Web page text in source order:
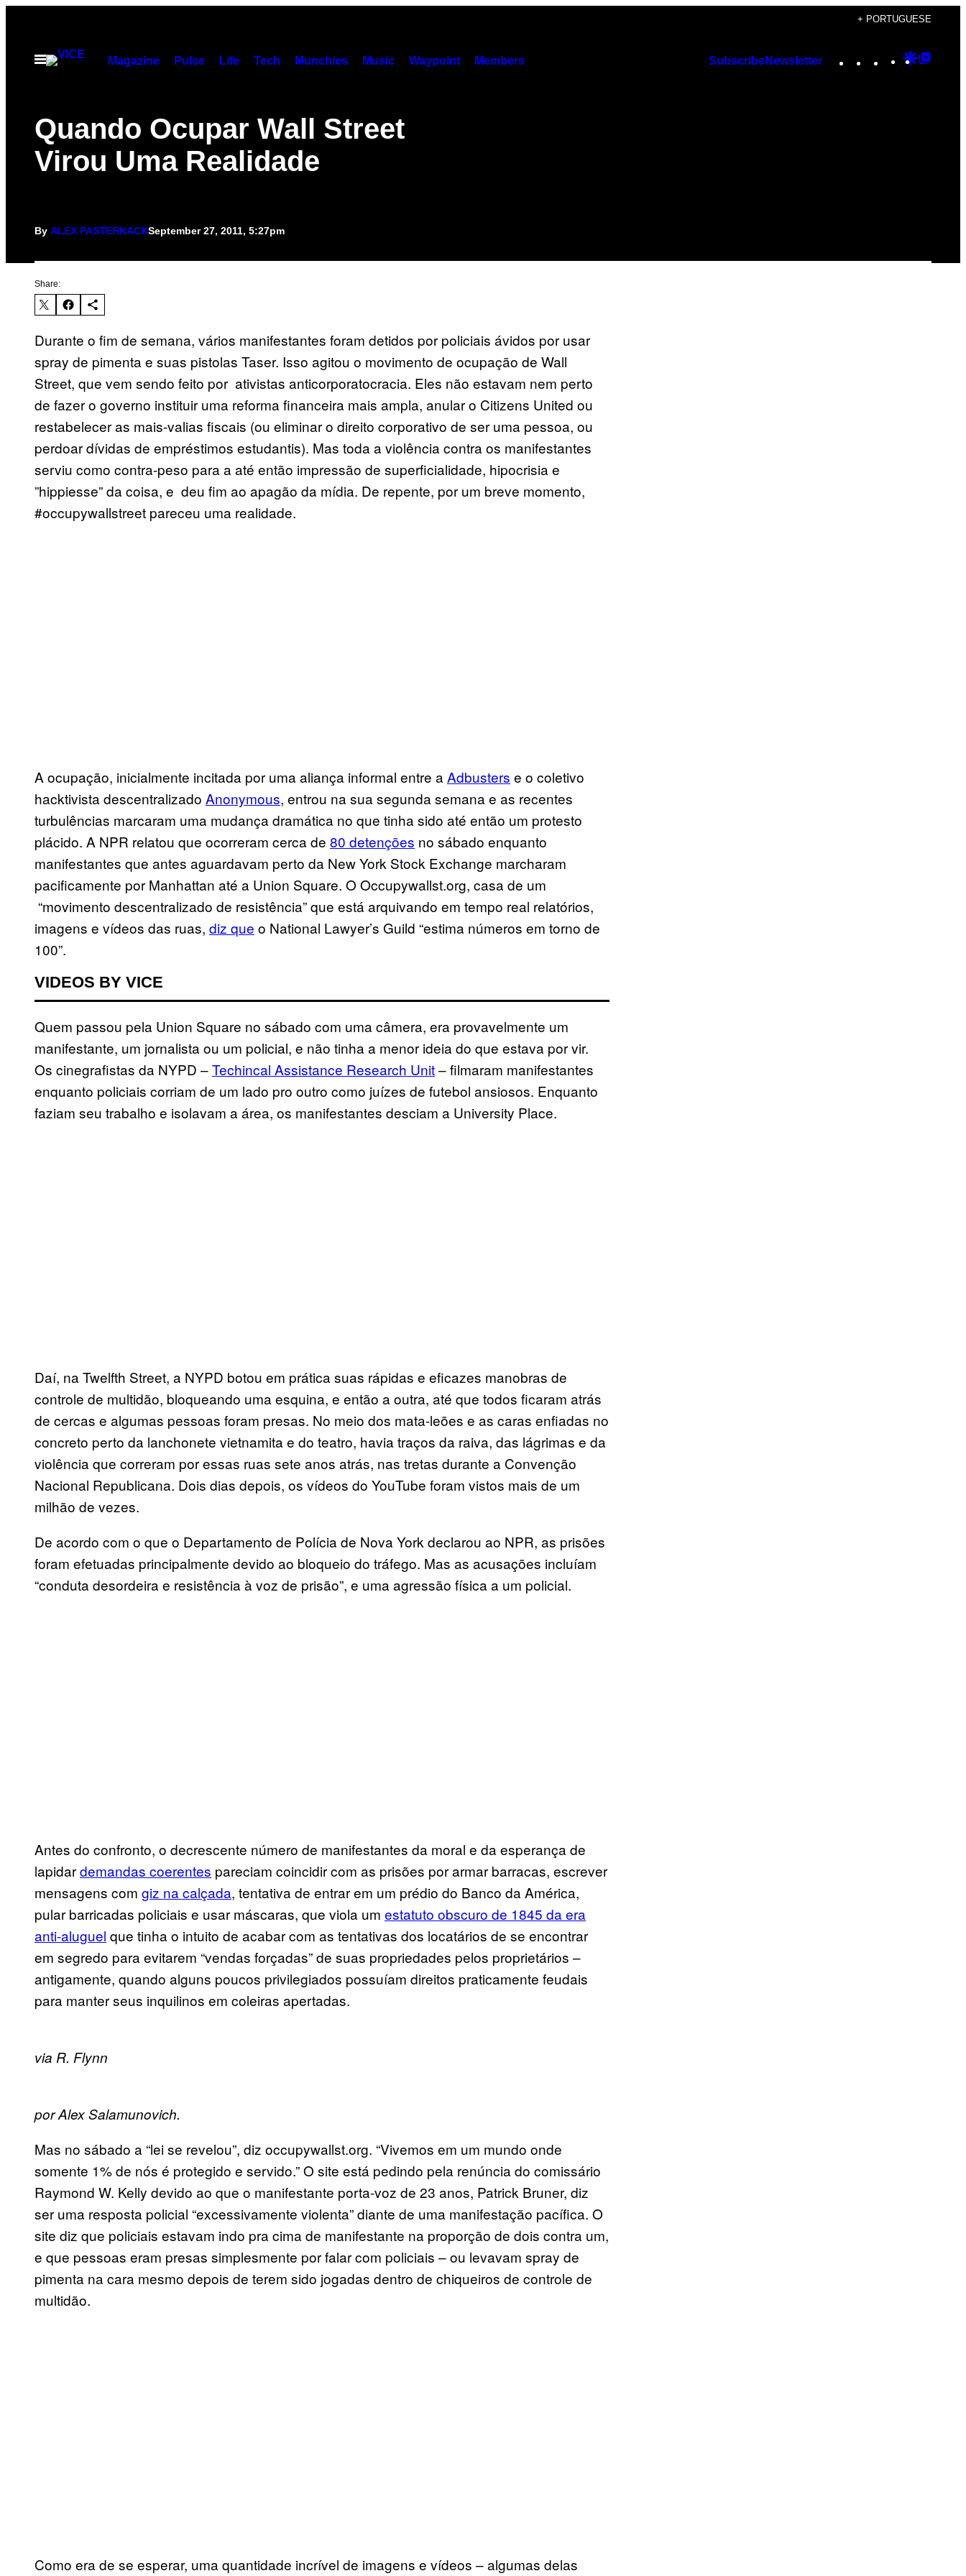
content
+ PORTUGUESE
Open
Magazine Pulse Life Tech Munchies Music Waypoint Members SubscribeNewsletter Instagram
TikTok
YouTube
Google
Quando Ocupar Wall Street
Virou Uma Realidade
By ALEX PASTERNACKSeptember 27, 2011, 5:27pm
Share:
Durante o fim de semana, vários manifestantes foram detidos por policiais ávidos por usar
spray de pimenta e suas pistolas Taser. Isso agitou o movimento de ocupação de Wall
Street, que vem sendo feito por ativistas anticorporatocracia. Eles não estavam nem perto
de fazer o governo instituir uma reforma financeira mais ampla, anular o Citizens United ou
restabelecer as mais-valias fiscais (ou eliminar o direito corporativo de ser uma pessoa, ou
perdoar dívidas de empréstimos estudantis). Mas toda a violência contra os manifestantes
serviu como contra-peso para a até então impressão de superficialidade, hipocrisia e
”hippiesse” da coisa, e deu fim ao apagão da mídia. De repente, por um breve momento,
#occupywallstreet pareceu uma realidade.
A ocupação, inicialmente incitada por uma aliança informal entre a Adbusters e o coletivo
hacktivista descentralizado Anonymous, entrou na sua segunda semana e as recentes
turbulências marcaram uma mudança dramática no que tinha sido até então um protesto
plácido. A NPR relatou que ocorreram cerca de 80 detenções no sábado enquanto
manifestantes que antes aguardavam perto da New York Stock Exchange marcharam
pacificamente por Manhattan até a Union Square. O Occupywallst.org, casa de um
“movimento descentralizado de resistência” que está arquivando em tempo real relatórios,
imagens e vídeos das ruas, diz que o National Lawyer’s Guild “estima números em torno de
100”.
VIDEOS BY VICE
Quem passou pela Union Square no sábado com uma câmera, era provavelmente um
manifestante, um jornalista ou um policial, e não tinha a menor ideia do que estava por vir.
Os cinegrafistas da NYPD –Techincal Assistance Research Unit– filmaram manifestantes
enquanto policiais corriam de um lado pro outro como juízes de futebol ansiosos. Enquanto
faziam seu trabalho e isolavam a área, os manifestantes desciam a University Place.
Daí, na Twelfth Street, a NYPD botou em prática suas rápidas e eficazes manobras de
controle de multidão, bloqueando uma esquina, e então a outra, até que todos ficaram atrás
de cercas e algumas pessoas foram presas. No meio dos mata-leões e as caras enfiadas no
concreto perto da lanchonete vietnamita e do teatro, havia traços da raiva, das lágrimas e da
violência que correram por essas ruas sete anos atrás, nas tretas durante a Convenção
Nacional Republicana. Dois dias depois, os vídeos do YouTube foram vistos mais de um
milhão de vezes.
De acordo com o que o Departamento de Polícia de Nova York declarou ao NPR, as prisões
foram efetuadas principalmente devido ao bloqueio do tráfego. Mas as acusações incluíam
“conduta desordeira e resistência à voz de prisão”, e uma agressão física a um policial.
Antes do confronto, o decrescente número de manifestantes da moral e da esperança de
lapidardemandas coerentes pareciam coincidir com as prisões por armar barracas, escrever
mensagens com giz na calçada, tentativa de entrar em um prédio do Banco da América,
pular barricadas policiais e usar máscaras, que viola um estatuto obscuro de 1845 da era
anti-aluguel que tinha o intuito de acabar com as tentativas dos locatários de se encontrar
em segredo para evitarem “vendas forçadas” de suas propriedades pelos proprietários –
antigamente, quando alguns poucos privilegiados possuíam direitos praticamente feudais
para manter seus inquilinos em coleiras apertadas.
via R. Flynn
por Alex Salamunovich.
Mas no sábado a “lei se revelou”, diz occupywallst.org. “Vivemos em um mundo onde
somente 1% de nós é protegido e servido.” O site está pedindo pela renúncia do comissário
Raymond W. Kelly devido ao que o manifestante porta-voz de 23 anos, Patrick Bruner, diz
ser uma resposta policial “excessivamente violenta” diante de uma manifestação pacífica. O
site diz que policiais estavam indo pra cima de manifestante na proporção de dois contra um,
e que pessoas eram presas simplesmente por falar com policiais – ou levavam spray de
pimenta na cara mesmo depois de terem sido jogadas dentro de chiqueiros de controle de
multidão.
Como era de se esperar, uma quantidade incrível de imagens e vídeos – algumas delas